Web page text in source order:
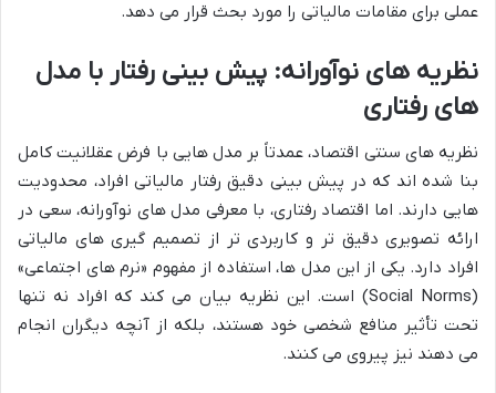
عملی برای مقامات مالیاتی را مورد بحث قرار می دهد.
نظریه های نوآورانه: پیش بینی رفتار با مدل
های رفتاری
نظریه های سنتی اقتصاد، عمدتاً بر مدل هایی با فرض عقلانیت کامل
بنا شده اند که در پیش بینی دقیق رفتار مالیاتی افراد، محدودیت
هایی دارند. اما اقتصاد رفتاری، با معرفی مدل های نوآورانه، سعی در
ارائه تصویری دقیق تر و کاربردی تر از تصمیم گیری های مالیاتی
افراد دارد. یکی از این مدل ها، استفاده از مفهوم «نرم های اجتماعی»
(Social Norms) است. این نظریه بیان می کند که افراد نه تنها
تحت تأثیر منافع شخصی خود هستند، بلکه از آنچه دیگران انجام
می دهند نیز پیروی می کنند.